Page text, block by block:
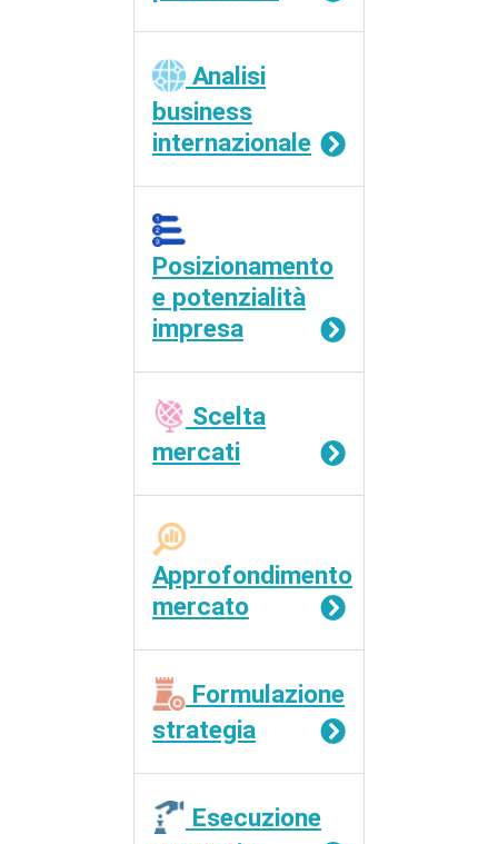
Analisi
business
internazionale
Posizionamento
e potenzialità
impresa
Scelta
mercati
Approfondimento
mercato
Formulazione
strategia
Esecuzione